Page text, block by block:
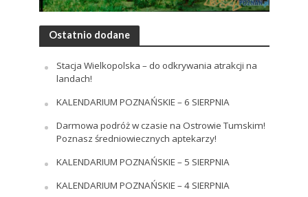
Ostatnio dodane
Stacja Wielkopolska – do odkrywania atrakcji na
landach!
KALENDARIUM POZNAŃSKIE – 6 SIERPNIA
Darmowa podróż w czasie na Ostrowie Tumskim!
Poznasz średniowiecznych aptekarzy!
KALENDARIUM POZNAŃSKIE – 5 SIERPNIA
KALENDARIUM POZNAŃSKIE – 4 SIERPNIA